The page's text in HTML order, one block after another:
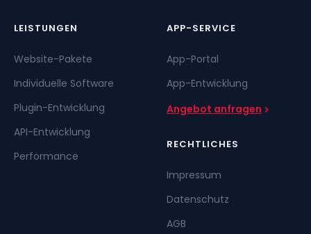
LEISTUNGEN
Website-Pakete
Individuelle Software
Plugin-Entwicklung
API-Entwicklung
Performance
APP-SERVICE
App-Portal
App-Entwicklung
Angebot anfragen
RECHTLICHES
Impressum
Datenschutz
AGB